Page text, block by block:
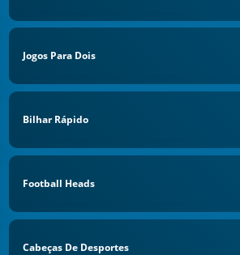
Jogos Para Dois
Bilhar Rápido
Football Heads
Cabeças De Desportes